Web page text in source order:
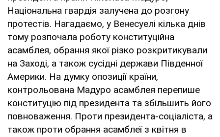
Національна гвардія залучена до розгону
протестів. Нагадаємо, у Венесуелі кілька днів
тому розпочала роботу конституційна
асамблея, обрання якої різко розкритикували
на Заході, а також сусідні держави Південної
Америки. На думку опозиції країни,
контрольована Мадуро асамблея перепише
конституцію під президента та збільшить його
повноваження. Проти президента-соціаліста, а
також проти обрання асамблеї з квітня в